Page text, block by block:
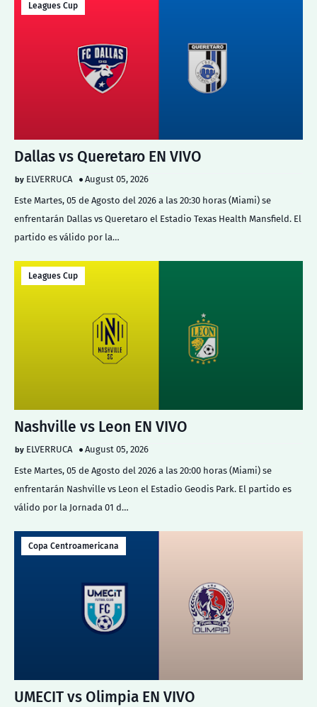
Leagues Cup
Dallas vs Queretaro EN VIVO
ELVERRUCA
August 05, 2026
Este Martes, 05 de Agosto del 2026 a las 20:30 horas (Miami) se
enfrentarán Dallas vs Queretaro el Estadio Texas Health Mansfield. El
partido es válido por la…
Leagues Cup
Nashville vs Leon EN VIVO
ELVERRUCA
August 05, 2026
Este Martes, 05 de Agosto del 2026 a las 20:00 horas (Miami) se
enfrentarán Nashville vs Leon el Estadio Geodis Park. El partido es
válido por la Jornada 01 d…
Copa Centroamericana
UMECIT vs Olimpia EN VIVO